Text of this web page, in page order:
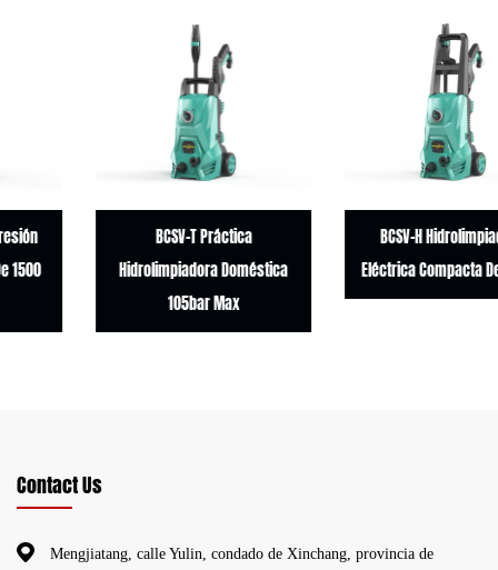
BCSV-T Práctica
Hidrolimpiadora Doméstica
BCSV-H Hidrolimpiadora
Eléctrica Compacta De 1500W
Contact Us
Mengjiatang, calle Yulin, condado de Xinchang, provincia de